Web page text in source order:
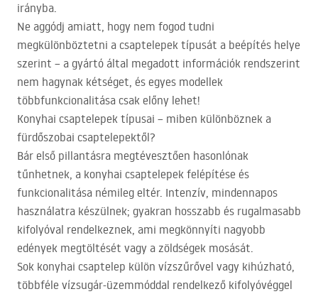
irányba.
Ne aggódj amiatt, hogy nem fogod tudni
megkülönböztetni a csaptelepek típusát a beépítés helye
szerint – a gyártó által megadott információk rendszerint
nem hagynak kétséget, és egyes modellek
többfunkcionalitása csak előny lehet!
Konyhai csaptelepek típusai – miben különböznek a
fürdőszobai csaptelepektől?
Bár első pillantásra megtévesztően hasonlónak
tűnhetnek, a konyhai csaptelepek felépítése és
funkcionalitása némileg eltér. Intenzív, mindennapos
használatra készülnek; gyakran hosszabb és rugalmasabb
kifolyóval rendelkeznek, ami megkönnyíti nagyobb
edények megtöltését vagy a zöldségek mosását.
Sok konyhai csaptelep külön vízszűrővel vagy kihúzható,
többféle vízsugár-üzemmóddal rendelkező kifolyóvéggel